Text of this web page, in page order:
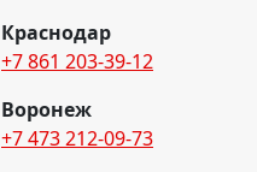
Краснодар
+7 861 203-39-12
Воронеж
+7 473 212-09-73